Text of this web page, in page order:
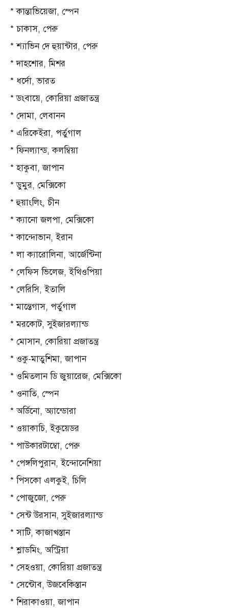
* কান্তাভিয়েজা, স্পেন
* চাকাস, পেরু
* শ্যাভিন দে হুয়ান্টার, পেরু
* দাহশোর, মিশর
* ধর্দো, ভারত
* ডংবায়ে, কোরিয়া প্রজাতন্ত্র
* দোমা, লেবানন
* এরিকেইরা, পর্তুগাল
* ফিনল্যান্ড, কলম্বিয়া
* হাকুবা, জাপান
* ডুমুর, মেক্সিকো
* হুয়াংলিং, চীন
* ক্যানো জলপা, মেক্সিকো
* কান্দোভান, ইরান
* লা ক্যারোলিনা, আর্জেন্টিনা
* লেফিস ভিলেজ, ইথিওপিয়া
* লেরিসি, ইতালি
* মান্তেগাস, পর্তুগাল
* মরকোট, সুইজারল্যান্ড
* মোসান, কোরিয়া প্রজাতন্ত্র
* ওকু-মাতুশিমা, জাপান
* ওমিতলান ডি জুয়ারেজ, মেক্সিকো
* ওনাতি, স্পেন
* অর্ডিনো, অ্যান্ডোরা
* ওয়াকাচি, ইকুয়েডর
* পাউকারটাম্বো, পেরু
* পেঙ্গলিপুরান, ইন্দোনেশিয়া
* পিসকো এলকুই, চিলি
* পোজুজো, পেরু
* সেন্ট উরসান, সুইজারল্যান্ড
* সাটি, কাজাখস্তান
* শ্লাডমিং, অস্ট্রিয়া
* সেহওয়া, কোরিয়া প্রজাতন্ত্র
* সেন্টোব, উজবেকিস্তান
* শিরাকাওয়া, জাপান